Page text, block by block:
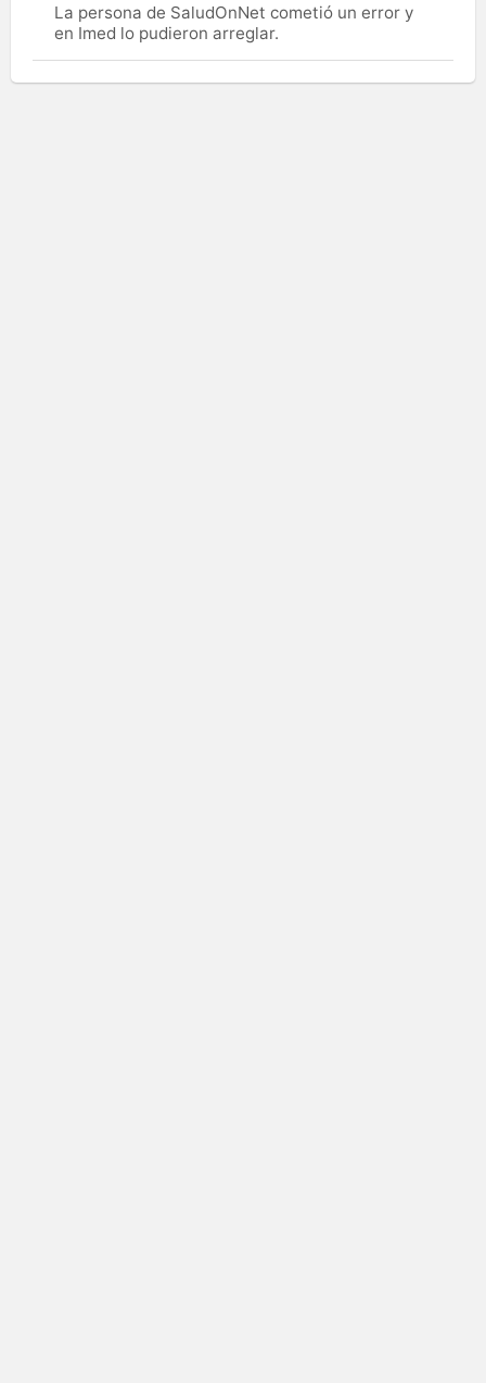
La persona de SaludOnNet cometió un error y
en Imed lo pudieron arreglar.